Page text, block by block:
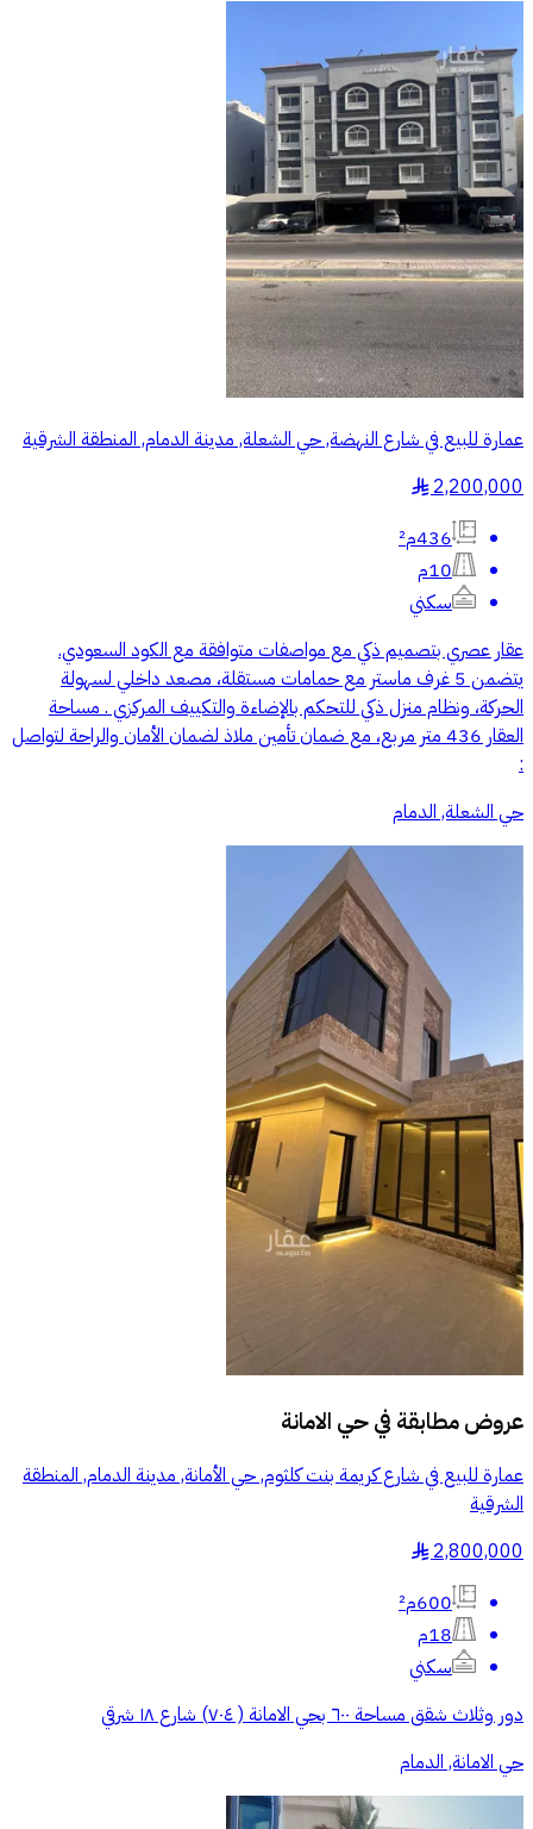
عمارة للبيع في شارع النهضة, حي الشعلة, مدينة الدمام, المنطقة الشرقية
2,200,000
§
436م²
10م
سكني
عقار عصري بتصميم ذكي مع مواصفات متوافقة مع الكود السعودي.
يتضمن 5 غرف ماستر مع حمامات مستقلة، مصعد داخلي لسهولة
الحركة، ونظام منزل ذكي للتحكم بالإضاءة والتكييف المركزي . مساحة
العقار 436 متر مربع، مع ضمان تأمين ملاذ لضمان الأمان والراحة لتواصل
:
حي الشعلة, الدمام
عروض مطابقة فيحي الامانة
عمارة للبيع في شارع كريمة بنت كلثوم, حي الأمانة, مدينة الدمام, المنطقة
الشرقية
2,800,000
§
600م²
18م
سكني
دور وثلاث شقق مساحة ٦٠٠ بحي الامانة ( ٧٠٤) شارع ١٨ شرقي
حي الامانة, الدمام